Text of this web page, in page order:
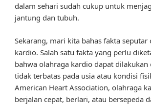
dalam sehari sudah cukup untuk
jantung dan tubuh.
Sekarang, mari kita bahas fakta seputar
kardio. Salah satu fakta yang perlu
bahwa olahraga kardio dapat dilakukan
tidak terbatas pada usia atau kondisi
American Heart Association, olahraga
berjalan cepat, berlari, atau bersepeda